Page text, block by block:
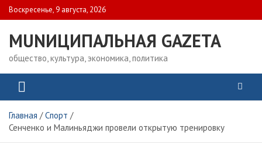
Skip
to
Воскресенье, 9 августа, 2026
MUNИЦИПАЛЬНАЯ GAZЕТА
общество, культура, экономика, политика
Главная
Спорт
Сенченко и Малиньяджи провели открытую тренировку